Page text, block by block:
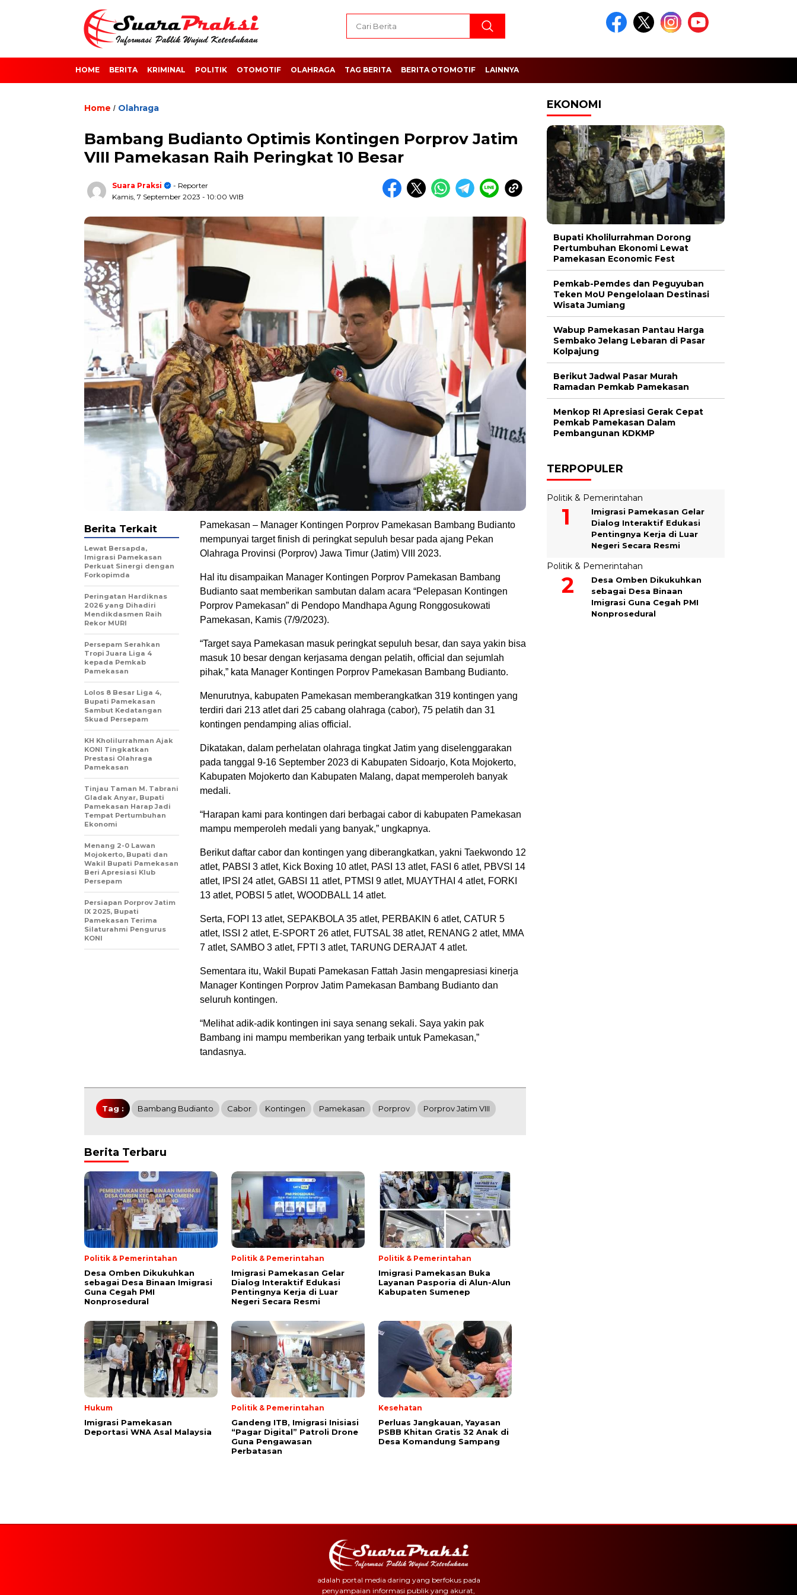
HOME BERITA KRIMINAL POLITIK OTOMOTIF OLAHRAGA TAG BERITA BERITA OTOMOTIF LAINNYA
Home / Olahraga
Bambang Budianto Optimis Kontingen Porprov Jatim
VIII Pamekasan Raih Peringkat 10 Besar
Suara Praksi
- Reporter
Kamis, 7 September 2023 - 10:00 WIB
Pamekasan – Manager Kontingen Porprov Pamekasan Bambang Budianto
mempunyai target finish di peringkat sepuluh besar pada ajang Pekan
Olahraga Provinsi (Porprov) Jawa Timur (Jatim) VIII 2023.
Hal itu disampaikan Manager Kontingen Porprov Pamekasan Bambang
Budianto saat memberikan sambutan dalam acara “Pelepasan Kontingen
Porprov Pamekasan” di Pendopo Mandhapa Agung Ronggosukowati
Pamekasan, Kamis (7/9/2023).
“Target saya Pamekasan masuk peringkat sepuluh besar, dan saya yakin bisa
masuk 10 besar dengan kerjasama dengan pelatih, official dan sejumlah
pihak,” kata Manager Kontingen Porprov Pamekasan Bambang Budianto.
Menurutnya, kabupaten Pamekasan memberangkatkan 319 kontingen yang
terdiri dari 213 atlet dari 25 cabang olahraga (cabor), 75 pelatih dan 31
kontingen pendamping alias official.
Dikatakan, dalam perhelatan olahraga tingkat Jatim yang diselenggarakan
pada tanggal 9-16 September 2023 di Kabupaten Sidoarjo, Kota Mojokerto,
Kabupaten Mojokerto dan Kabupaten Malang, dapat memperoleh banyak
medali.
“Harapan kami para kontingen dari berbagai cabor di kabupaten Pamekasan
mampu memperoleh medali yang banyak,” ungkapnya.
Berikut daftar cabor dan kontingen yang diberangkatkan, yakni Taekwondo 12
atlet, PABSI 3 atlet, Kick Boxing 10 atlet, PASI 13 atlet, FASI 6 atlet, PBVSI 14
atlet, IPSI 24 atlet, GABSI 11 atlet, PTMSI 9 atlet, MUAYTHAI 4 atlet, FORKI
13 atlet, POBSI 5 atlet, WOODBALL 14 atlet.
Serta, FOPI 13 atlet, SEPAKBOLA 35 atlet, PERBAKIN 6 atlet, CATUR 5
atlet, ISSI 2 atlet, E-SPORT 26 atlet, FUTSAL 38 atlet, RENANG 2 atlet, MMA
7 atlet, SAMBO 3 atlet, FPTI 3 atlet, TARUNG DERAJAT 4 atlet.
Sementara itu, Wakil Bupati Pamekasan Fattah Jasin mengapresiasi kinerja
Manager Kontingen Porprov Jatim Pamekasan Bambang Budianto dan
seluruh kontingen.
“Melihat adik-adik kontingen ini saya senang sekali. Saya yakin pak
Bambang ini mampu memberikan yang terbaik untuk Pamekasan,”
tandasnya.
Berita Terkait
Lewat Bersapda,
Imigrasi Pamekasan
Perkuat Sinergi dengan
Forkopimda
Peringatan Hardiknas
2026 yang Dihadiri
Mendikdasmen Raih
Rekor MURI
Persepam Serahkan
Tropi Juara Liga 4
kepada Pemkab
Pamekasan
Lolos 8 Besar Liga 4,
Bupati Pamekasan
Sambut Kedatangan
Skuad Persepam
KH Kholilurrahman Ajak
KONI Tingkatkan
Prestasi Olahraga
Pamekasan
Tinjau Taman M. Tabrani
Gladak Anyar, Bupati
Pamekasan Harap Jadi
Tempat Pertumbuhan
Ekonomi
Menang 2-0 Lawan
Mojokerto, Bupati dan
Wakil Bupati Pamekasan
Beri Apresiasi Klub
Persepam
Persiapan Porprov Jatim
IX 2025, Bupati
Pamekasan Terima
Silaturahmi Pengurus
KONI
Tag : Bambang Budianto Cabor Kontingen Pamekasan Porprov Porprov Jatim VIII
Berita Terbaru
Politik & Pemerintahan
Desa Omben Dikukuhkan
sebagai Desa Binaan Imigrasi
Guna Cegah PMI
Nonprosedural
Politik & Pemerintahan
Imigrasi Pamekasan Gelar
Dialog Interaktif Edukasi
Pentingnya Kerja di Luar
Negeri Secara Resmi
Politik & Pemerintahan
Imigrasi Pamekasan Buka
Layanan Pasporia di Alun-Alun
Kabupaten Sumenep
Hukum
Imigrasi Pamekasan
Deportasi WNA Asal Malaysia
Politik & Pemerintahan
Gandeng ITB, Imigrasi Inisiasi
“Pagar Digital” Patroli Drone
Guna Pengawasan
Perbatasan
Kesehatan
Perluas Jangkauan, Yayasan
PSBB Khitan Gratis 32 Anak di
Desa Komandung Sampang
EKONOMI
Bupati Kholilurrahman Dorong
Pertumbuhan Ekonomi Lewat
Pamekasan Economic Fest
Pemkab-Pemdes dan Peguyuban
Teken MoU Pengelolaan Destinasi
Wisata Jumiang
Wabup Pamekasan Pantau Harga
Sembako Jelang Lebaran di Pasar
Kolpajung
Berikut Jadwal Pasar Murah
Ramadan Pemkab Pamekasan
Menkop RI Apresiasi Gerak Cepat
Pemkab Pamekasan Dalam
Pembangunan KDKMP
TERPOPULER
Politik & Pemerintahan
Imigrasi Pamekasan Gelar
Dialog Interaktif Edukasi
Pentingnya Kerja di Luar
Negeri Secara Resmi
Politik & Pemerintahan
Desa Omben Dikukuhkan
sebagai Desa Binaan
Imigrasi Guna Cegah PMI
Nonprosedural
adalah portal media daring yang berfokus pada
penyampaian informasi publik yang akurat,